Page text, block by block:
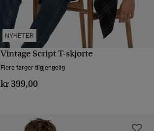
NYHETER
HURTIGVISNING
Vintage Script T-skjorte
Flere farger tilgjengelig
kr 399,00